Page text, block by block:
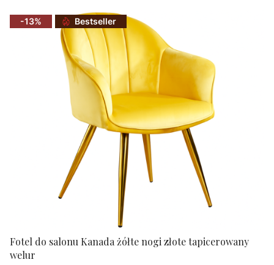
-13% Bestseller
Fotel do salonu Kanada żółte nogi złote tapicerowany
welur